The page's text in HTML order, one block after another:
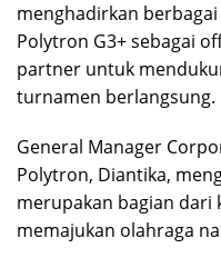
menghadirkan
Polytron G3+ sebagai
partner untuk
turnamen berlangsung.
General Manager
Polytron, Diantika,
merupakan bagian
memajukan olahraga